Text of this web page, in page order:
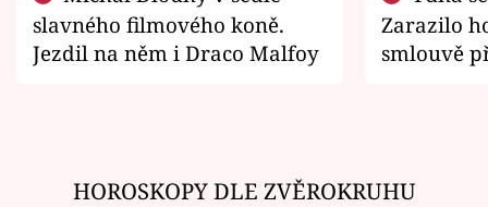
slavného filmového koně.
Jezdil na něm i Draco Malfoy
Zarazilo
smlouvě
HOROSKOPY DLE ZVĚROKRUHU